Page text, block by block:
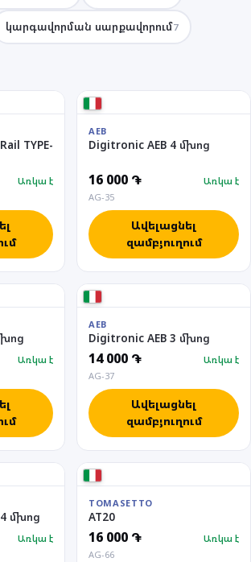
կարգավորման սարքավորում7
TYPE-
Առկա է
AEB
Digitronic AEB 4 մխոց
16 000 ֏
Առկա է
AG-35
Ավելացնել
զամբյուղում
Առկա է
AEB
Digitronic AEB 3 մխոց
14 000 ֏
Առկա է
AG-37
Ավելացնել
զամբյուղում
մխոց
Առկա է
TOMASETTO
AT20
16 000 ֏
Առկա է
AG-66